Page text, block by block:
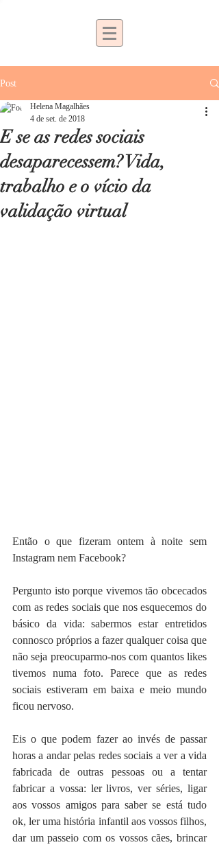
Post
E se as redes sociais
desaparecessem? Vida,
trabalho e o vício da
validação virtual
Helena Magalhães
4 de set. de 2018
Então o que fizeram ontem à noite sem
Instagram nem Facebook?
Pergunto isto porque vivemos tão obcecados
com as redes sociais que nos esquecemos do
básico da vida: sabermos estar entretidos
connosco próprios a fazer qualquer coisa que
não seja preocuparmo-nos com quantos likes
tivemos numa foto. Parece que as redes
sociais estiveram em baixa e meio mundo
ficou nervoso.
Eis o que podem fazer ao invés de passar
horas a andar pelas redes sociais a ver a vida
fabricada de outras pessoas ou a tentar
fabricar a vossa: ler livros, ver séries, ligar
aos vossos amigos para saber se está tudo
ok, ler uma história infantil aos vossos filhos,
dar um passeio com os vossos cães, brincar